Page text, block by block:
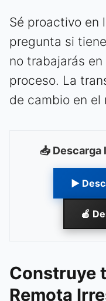
Sé proactivo en
pregunta si
no trabajarás
proceso. La
de cambio en el
📥 Descarga
▶
🍎
Construye
Remota